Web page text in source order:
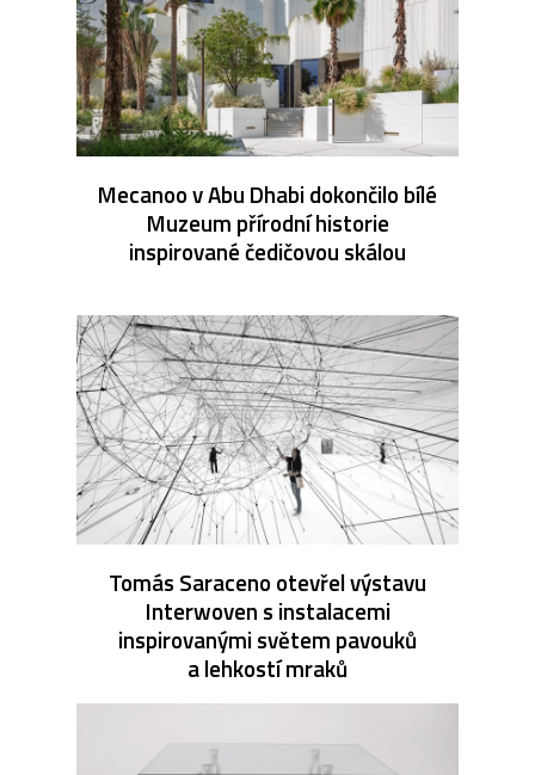
Mecanoo v Abu Dhabi dokončilo bílé
Muzeum přírodní historie
inspirované čedičovou skálou
Tomás Saraceno otevřel výstavu
Interwoven s instalacemi
inspirovanými světem pavouků
a lehkostí mraků